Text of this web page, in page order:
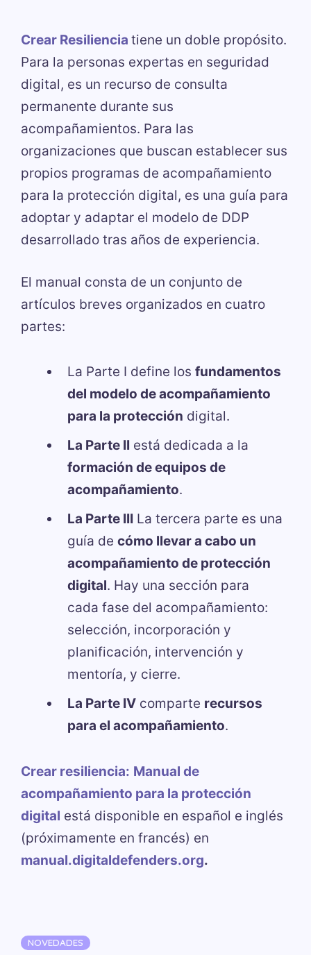
Crear Resiliencia tiene un doble propósito.
Para la personas expertas en seguridad
digital, es un recurso de consulta
permanente durante sus
acompañamientos. Para las
organizaciones que buscan establecer sus
propios programas de acompañamiento
para la protección digital, es una guía para
adoptar y adaptar el modelo de DDP
desarrollado tras años de experiencia.
El manual consta de un conjunto de
artículos breves organizados en cuatro
partes:
La Parte I define los fundamentos
del modelo de acompañamiento
para la protección digital.
La Parte II está dedicada a la
formación de equipos de
acompañamiento.
La Parte III La tercera parte es una
guía de cómo llevar a cabo un
acompañamiento de protección
digital. Hay una sección para
cada fase del acompañamiento:
selección, incorporación y
planificación, intervención y
mentoría, y cierre.
La Parte IV comparte recursos
para el acompañamiento.
Crear resiliencia: Manual de
acompañamiento para la protección
digital está disponible en español e inglés
(próximamente en francés) en
manual.digitaldefenders.org.
Categorías
NOVEDADES